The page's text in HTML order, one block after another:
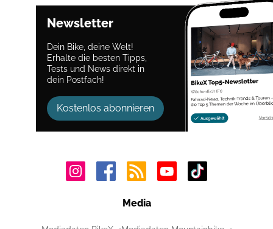
Newsletter
Dein Bike, deine Welt!
Erhalte die besten Tipps,
Tests und News direkt in
dein Postfach!
Kostenlos abonnieren
Media